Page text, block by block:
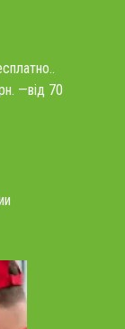
—від 70